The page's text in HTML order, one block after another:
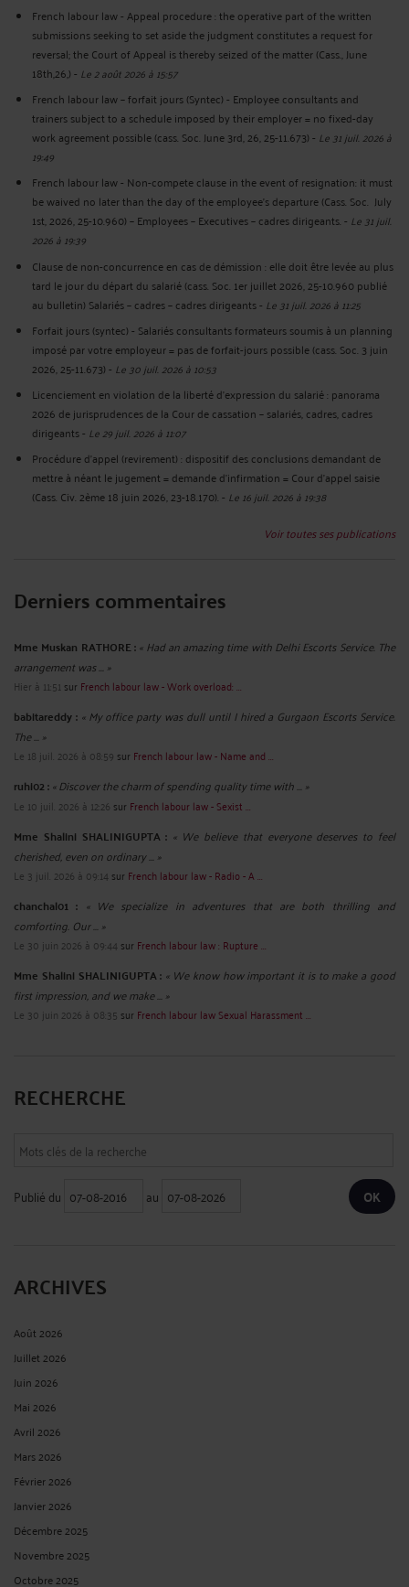
French labour law - Appeal procedure : the operative part of the written
submissions seeking to set aside the judgment constitutes a request for
reversal; the Court of Appeal is thereby seized of the matter (Cass., June
18th,26,)- Le 2 août 2026 à 15:57
French labour law – forfait jours (Syntec) - Employee consultants and
trainers subject to a schedule imposed by their employer = no fixed-day
work agreement possible (cass. Soc. June 3rd, 26, 25-11.673)- Le 31 juil. 2026 à
19:49
French labour law - Non-compete clause in the event of resignation: it must
be waived no later than the day of the employee's departure (Cass. Soc. July
1st, 2026, 25-10.960) – Employees – Executives – cadres dirigeants.- Le 31 juil.
2026 à 19:39
Clause de non-concurrence en cas de démission : elle doit être levée au plus
tard le jour du départ du salarié (cass. Soc. 1er juillet 2026, 25-10.960 publié
au bulletin) Salariés – cadres – cadres dirigeants- Le 31 juil. 2026 à 11:25
Forfait jours (syntec) - Salariés consultants formateurs soumis à un planning
imposé par votre employeur = pas de forfait-jours possible (cass. Soc. 3 juin
2026, 25-11.673)- Le 30 juil. 2026 à 10:53
Licenciement en violation de la liberté d’expression du salarié : panorama
2026 de jurisprudences de la Cour de cassation – salariés, cadres, cadres
dirigeants- Le 29 juil. 2026 à 11:07
Procédure d’appel (revirement) : dispositif des conclusions demandant de
mettre à néant le jugement = demande d’infirmation = Cour d’appel saisie
(Cass. Civ. 2ème 18 juin 2026, 23-18.170).- Le 16 juil. 2026 à 19:38
Voir toutes ses publications
Derniers commentaires
Mme Muskan RATHORE :« Had an amazing time with Delhi Escorts Service. The
arrangement was ... »
Hier à 11:51 sur French labour law - Work overload: ...
babitareddy : « My office party was dull until I hired a Gurgaon Escorts Service.
The ... »
Le 18 juil. 2026 à 08:59 sur French labour law - Name and ...
ruhi02 :« Discover the charm of spending quality time with ... »
Le 10 juil. 2026 à 12:26 sur French labour law - Sexist ...
Mme Shalini SHALINIGUPTA : « We believe that everyone deserves to feel
cherished, even on ordinary ... »
Le 3 juil. 2026 à 09:14 sur French labour law - Radio - A ...
chanchal01 : « We specialize in adventures that are both thrilling and
comforting. Our ... »
Le 30 juin 2026 à 09:44 sur French labour law : Rupture ...
Mme Shalini SHALINIGUPTA : « We know how important it is to make a good
first impression, and we make ... »
Le 30 juin 2026 à 08:35 sur French labour law Sexual Harassment ...
RECHERCHE
Publié du au
ARCHIVES
Août 2026
Juillet 2026
Juin 2026
Mai 2026
Avril 2026
Mars 2026
Février 2026
Janvier 2026
Décembre 2025
Novembre 2025
Octobre 2025